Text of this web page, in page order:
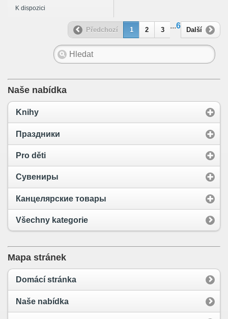
K dispozici
Předchozí 1 2 3
...6
Další
Naše nabídka
Knihy
Праздники
Pro děti
Сувениры
Канцелярские товары
Všechny kategorie
Mapa stránek
Domácí stránka
Naše nabídka